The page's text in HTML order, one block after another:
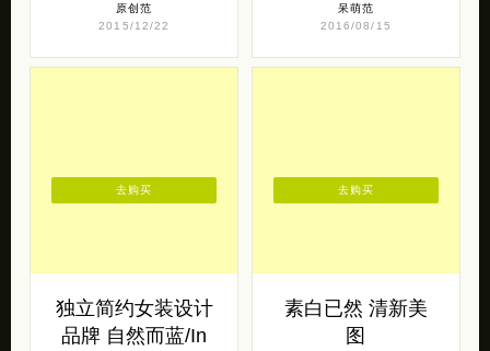
原创范
2015/12/22
呆萌范
2016/08/15
独立简约女装设计
品牌 自然而蓝/In
去购买
素白已然 清新美
图
去购买